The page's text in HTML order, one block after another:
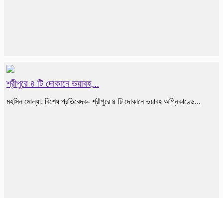
শ্রীপুরে ৪ টি দোকানে ভয়াবহ...
মহসিন মোল্যা, বিশেষ প্রতিবেদক- শ্রীপুরে ৪ টি দোকানে ভয়াবহ অগ্নিকাণ্ডে...